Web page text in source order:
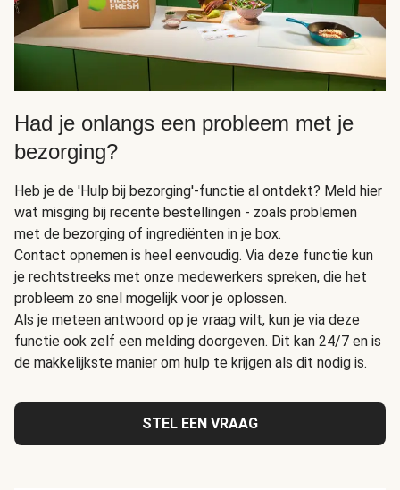
Had je onlangs een probleem met je
bezorging?
Heb je de 'Hulp bij bezorging'-functie al ontdekt? Meld hier
wat misging bij recente bestellingen - zoals problemen
met de bezorging of ingrediënten in je box.
Contact opnemen is heel eenvoudig. Via deze functie kun
je rechtstreeks met onze medewerkers spreken, die het
probleem zo snel mogelijk voor je oplossen.
Als je meteen antwoord op je vraag wilt, kun je via deze
functie ook zelf een melding doorgeven. Dit kan 24/7 en is
de makkelijkste manier om hulp te krijgen als dit nodig is.
STEL EEN VRAAG